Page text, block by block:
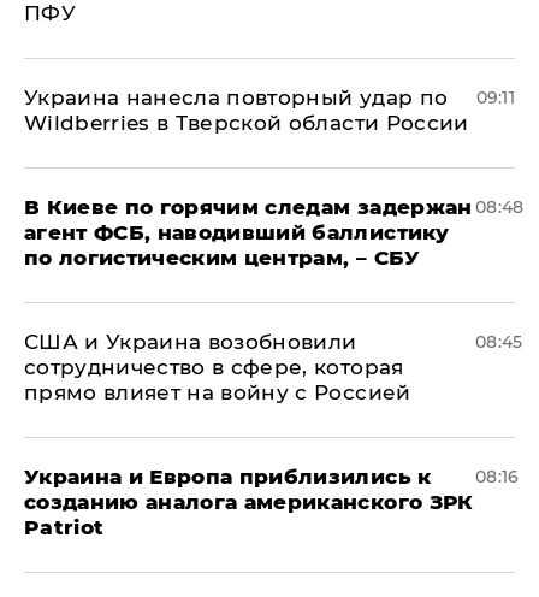
ПФУ
Украина нанесла повторный удар по
Wildberries в Тверской области России
09:11
В Киеве по горячим следам задержан
агент ФСБ, наводивший баллистику
по логистическим центрам, – СБУ
08:48
США и Украина возобновили
сотрудничество в сфере, которая
прямо влияет на войну с Россией
08:45
Украина и Европа приблизились к
созданию аналога американского ЗРК
Patriot
08:16